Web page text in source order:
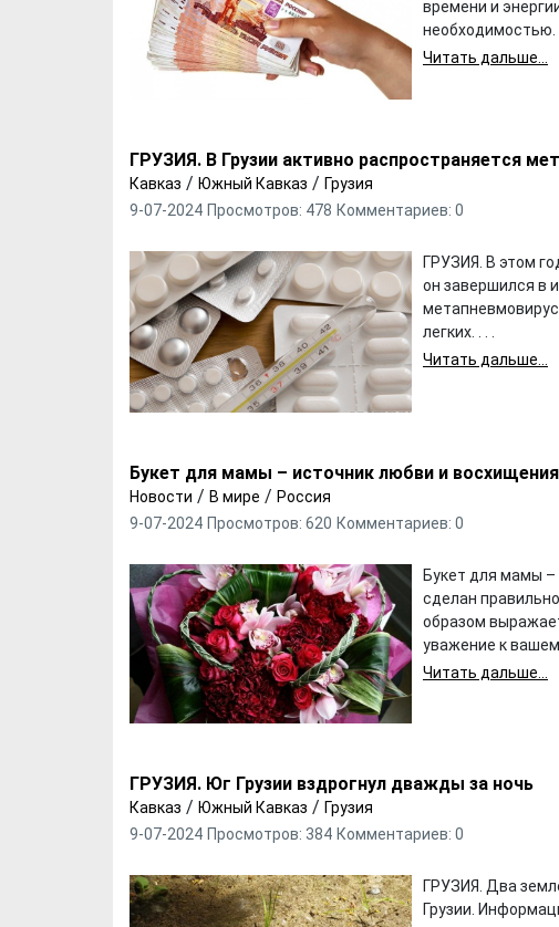
времени и
необходимостью.
Читать дальше...
ГРУЗИЯ. В Грузии активно распространяется
Кавказ / Южный Кавказ / Грузия
9-07-2024 Просмотров: 478 Комментариев: 0
ГРУЗИЯ. В этом
он завершился в
легких. . . .
Читать дальше...
Букет для мамы – источник любви и восхищения
Новости / В мире / Россия
9-07-2024 Просмотров: 620 Комментариев: 0
Букет для мамы –
сделан
образом
уважение к
Читать дальше...
ГРУЗИЯ. Юг Грузии вздрогнул дважды за ночь
Кавказ / Южный Кавказ / Грузия
9-07-2024 Просмотров: 384 Комментариев: 0
ГРУЗИЯ. Два
Грузии.
Хотели бы Вы
переехать в другой
регион РФ?
Выбираем дизайн
формы ФК "Ахмат"